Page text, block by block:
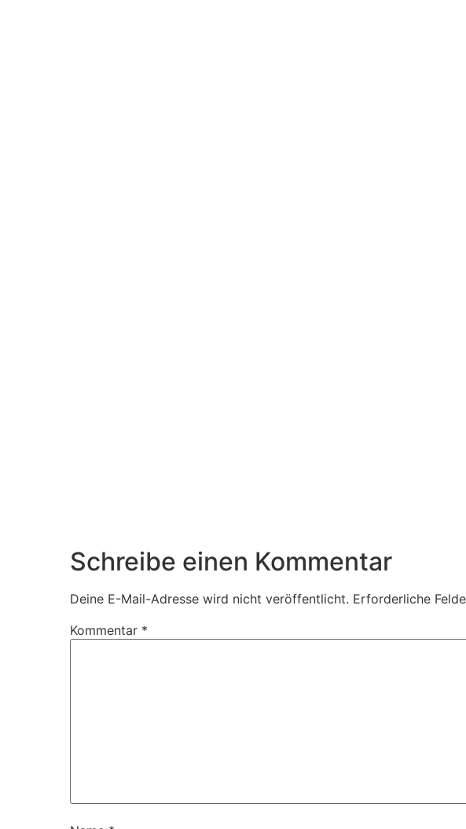
Schreibe einen Kommentar
Deine E-Mail-Adresse wird nicht veröffentlicht. Erforderliche
Kommentar *